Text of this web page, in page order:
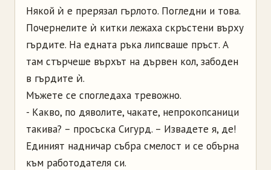
Някой ѝ е прерязал гърлото. Погледни и това.
Почернелите ѝ китки лежаха скръстени върху
гърдите. На едната ръка липсваше пръст. А
там стърчеше върхът на дървен кол, забоден
в гърдите ѝ.
Мъжете се спогледаха тревожно.
- Какво, по дяволите, чакате, непрокопсаници
такива? – просъска Сигурд. – Извадете я, де!
Единият надничар събра смелост и се обърна
към работодателя си.